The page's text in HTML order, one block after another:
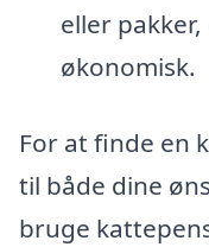
eller
økonomisk.
For at finde en
til både dine
bruge